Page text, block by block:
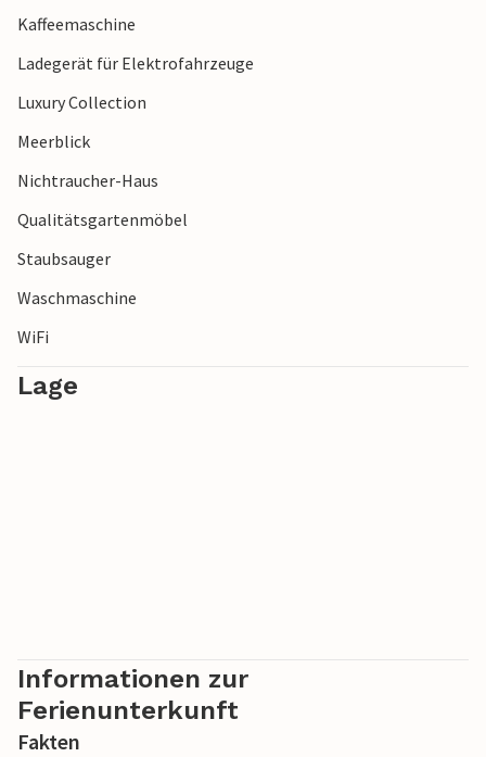
Kaffeemaschine
Ladegerät für Elektrofahrzeuge
Luxury Collection
Meerblick
Nichtraucher-Haus
Qualitätsgartenmöbel
Staubsauger
Waschmaschine
WiFi
Lage
Informationen zur
Ferienunterkunft
Fakten